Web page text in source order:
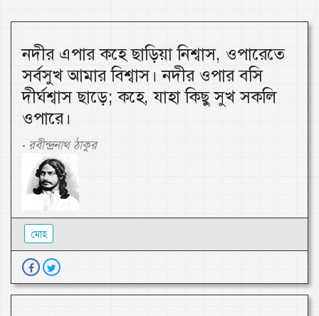
নদীর এপার কহে ছাড়িয়া নিশ্বাস, ওপারেতে
সর্বসুখ আমার বিশ্বাস। নদীর ওপার বসি
দীর্ঘশ্বাস ছাড়ে; কহে, যাহা কিছু সুখ সকলি
ওপারে।
- রবীন্দ্রনাথ ঠাকুর
মোহ